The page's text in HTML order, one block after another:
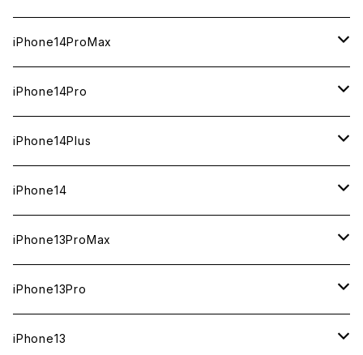
中古（整備済み）
新品
中古（整備済み）
256GB
新品
中古（整備済み）
新品
中古（整備済み）
512GB
新品
中古（整備済み）
256GB
新品
中古（整備済み）
128GB
新品
中古（整備済み）
512GB
新品
中古（整備済み）
256GB
新品
中古（整備済み）
128GB
新品
中古（整備済み）
iPhone14ProMax
1TB
新品
中古（整備済み）
512GB
新品
中古（整備済み）
256GB
新品
中古（整備済み）
128GB
新品
中古（整備済み）
iPhone14Pro
1TB
新品
中古（整備済み）
512GB
新品
中古（整備済み）
256GB
新品
中古（整備済み）
128GB
新品
iPhone14Plus
512GB
新品
中古（整備済み）
256GB
新品
中古（整備済み）
128GB
新品
iPhone14
128GB
新品
中古（整備済み）
256GB
新品
512GB
iPhone13ProMax
1TB
新品
512GB
iPhone13Pro
1TB
iPhone13